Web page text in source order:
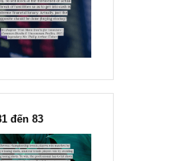
cổ phiếu dài hạn
ngài Philip